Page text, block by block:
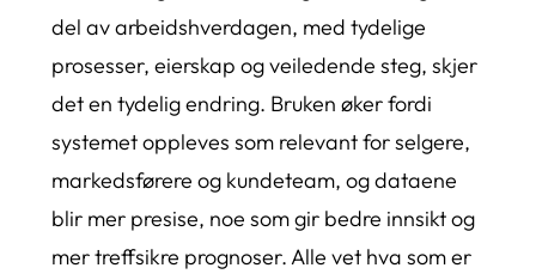
del av arbeidshverdagen, med tydelige
prosesser, eierskap og veiledende steg, skjer
det en tydelig endring. Bruken øker fordi
systemet oppleves som relevant for selgere,
markedsførere og kundeteam, og dataene
blir mer presise, noe som gir bedre innsikt og
mer treffsikre prognoser. Alle vet hva som er